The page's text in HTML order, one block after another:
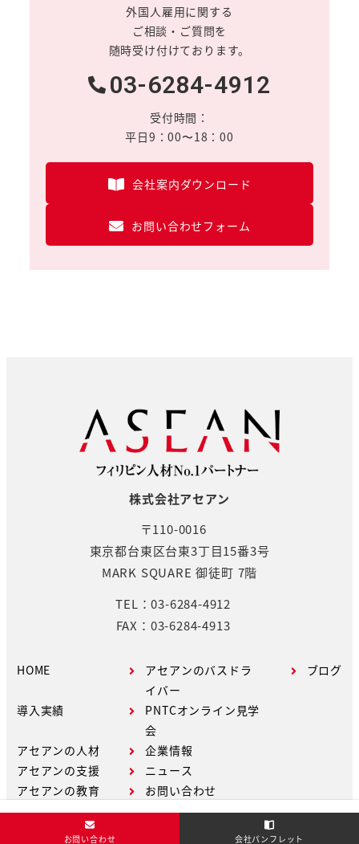
外国人雇用に関する
ご相談・ご質問を
随時受け付けております。
03-6284-4912
受付時間：
平日9：00〜18：00
会社案内ダウンロード
お問い合わせフォーム
株式会社アセアン
〒110-0016
東京都台東区台東3丁目15番3号
MARK SQUARE 御徒町 7階
TEL：03-6284-4912
FAX：03-6284-4913
HOME
導入実績
アセアンの人材
アセアンの支援
アセアンの教育
アセアンのバスドラ
イバー
PNTCオンライン見学
会
企業情報
ニュース
お問い合わせ
ブログ
お問い合わせ 会社パンフレット